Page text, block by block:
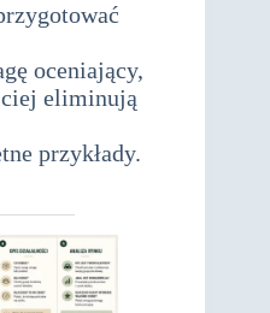
oceniający,
eliminują
przykłady.